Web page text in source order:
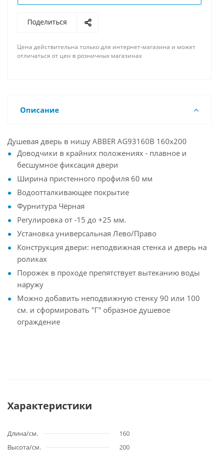
Поделиться
Цена действительна только для интернет-магазина и может
отличаться от цен в розничных магазинах
Описание
Душевая дверь в нишу ABBER AG93160B 160x200
Доводчики в крайних положениях - плавное и
бесшумное фиксация двери
Ширина пристенного профиля 60 мм
Водоотталкивающее покрытие
Фурнитура Чёрная
Регулировка от -15 до +25 мм.
Установка универсальная Лево/Право
Конструкция двери: неподвижная стенка и дверь на
роликах
Порожек в проходе препятствует вытеканию воды
наружу
Можно добавить неподвижную стенку 90 или 100
см. и сформировать "Г" образное душевое
ограждение
Характеристики
Длина/см.
160
Высота/см.
200